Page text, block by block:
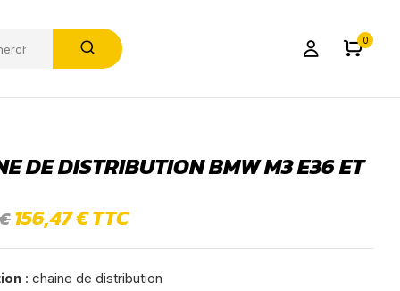
0
DE DISTRIBUTION BMW M3 E36 ET
€156,47€TTC
: chaine de distribution